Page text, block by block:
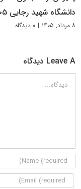
دانشگاه شهید رجایی ۱۴۰۵
۸ مرداد, ۱۴۰۵ | ۰ دیدگاه
Leave A دیدگاه
دیدگاه